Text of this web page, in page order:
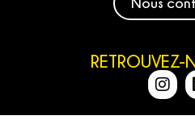
RETROUVEZ-